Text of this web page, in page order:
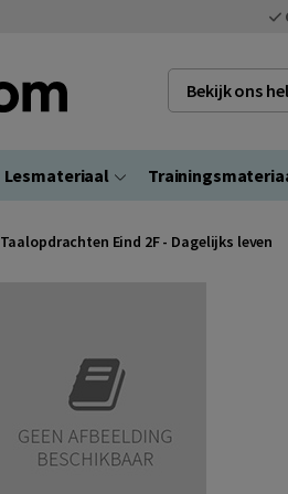
Bekijk ons
Lesmateriaal
Taalopdrachten Eind 2F - Dagelijks leven